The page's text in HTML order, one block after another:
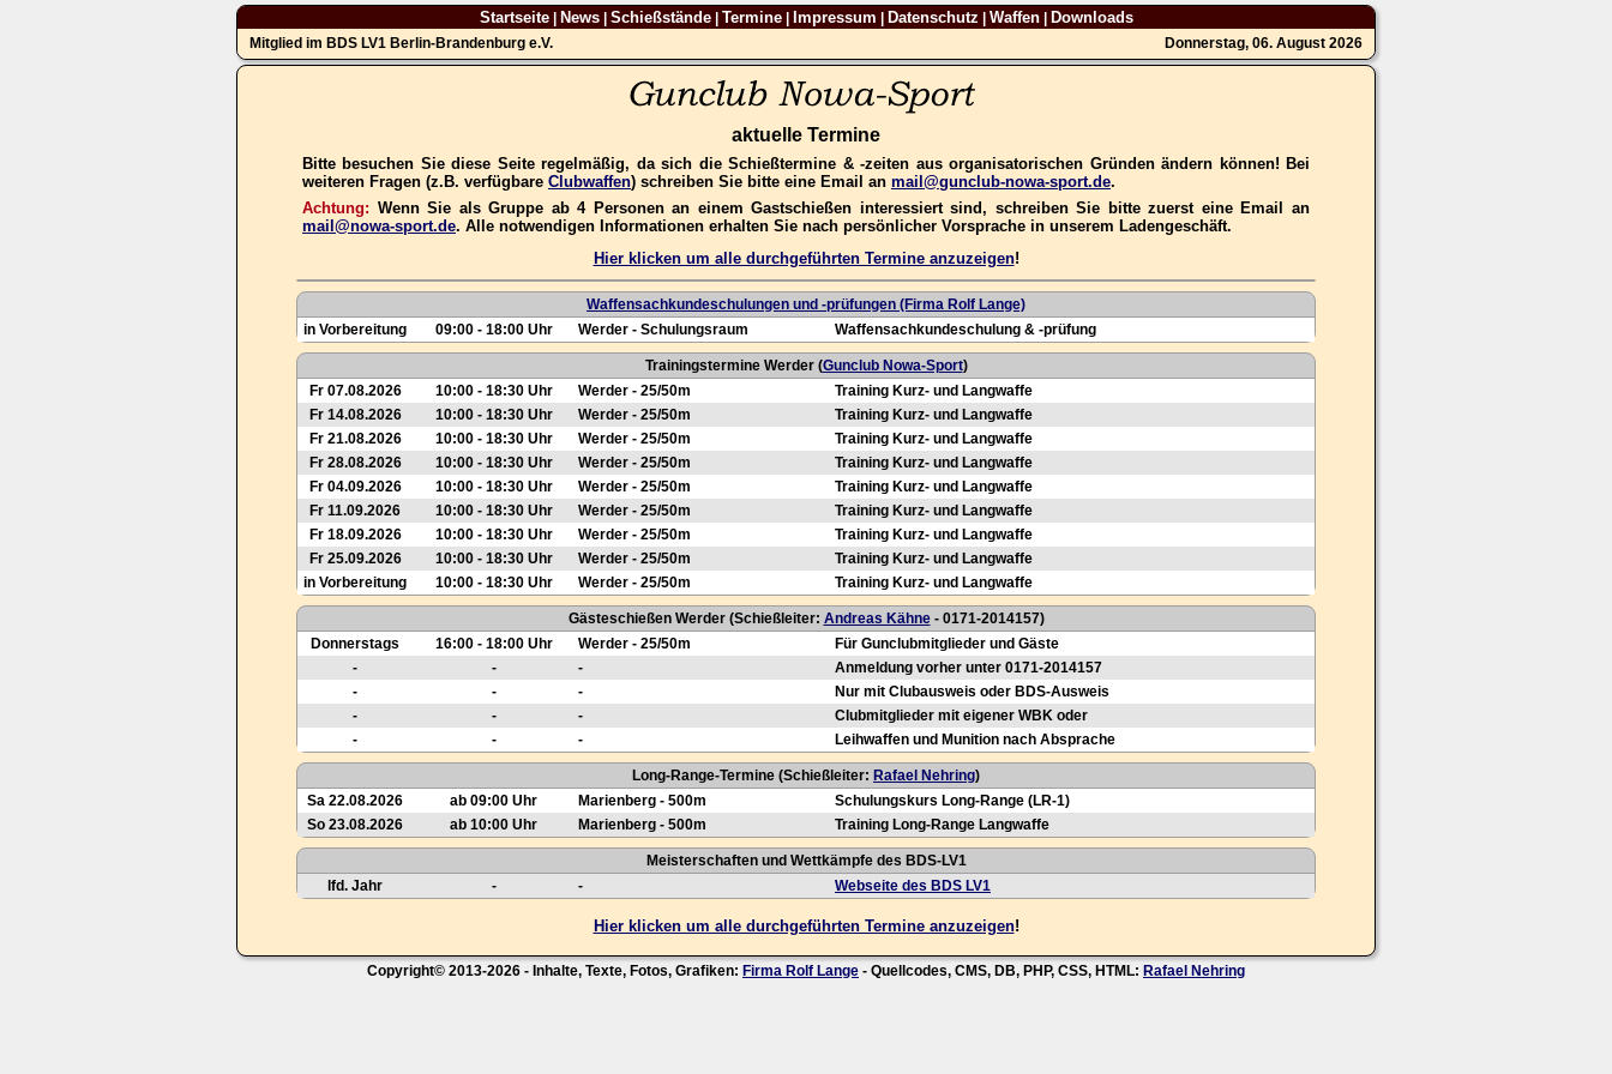
Startseite| News| Schießstände| Termine| Impressum Datenschutz Waffen| Downloads
Mitglied im BDS LV1 Berlin-Brandenburg e.V. Donnerstag, 06. August 2026
aktuelle Termine
Bitte besuchen Sie diese Seite regelmäßig, da sich die Schießtermine & -zeiten aus organisatorischen Gründen ändern können! Bei
weiteren Fragen (z.B. verfügbare Clubwaffen) schreiben Sie bitte eine Email an mail@gunclub-nowa-sport.de.
Achtung: Wenn Sie als Gruppe ab 4 Personen an einem Gastschießen interessiert sind, schreiben Sie bitte zuerst eine Email an
mail@nowa-sport.de. Alle notwendigen Informationen erhalten Sie nach persönlicher Vorsprache in unserem Ladengeschäft.
Hier klicken um alle durchgeführten Termine anzuzeigen!
Waffensachkundeschulungen und -prüfungen (Firma Rolf Lange)
in Vorbereitung
09:00 - 18:00 Uhr Werder - Schulungsraum Waffensachkundeschulung & -prüfung
Trainingstermine Werder (Gunclub Nowa-Sport)
Fr 07.08.2026
10:00 - 18:30 Uhr Werder - 25/50m
Training Kurz- und Langwaffe
Fr 14.08.2026
10:00 - 18:30 Uhr Werder - 25/50m
Training Kurz- und Langwaffe
Fr 21.08.2026
10:00 - 18:30 Uhr Werder - 25/50m
Training Kurz- und Langwaffe
Fr 28.08.2026
10:00 - 18:30 Uhr Werder - 25/50m
Training Kurz- und Langwaffe
Fr 04.09.2026
10:00 - 18:30 Uhr Werder - 25/50m
Training Kurz- und Langwaffe
Fr 11.09.2026
10:00 - 18:30 Uhr Werder - 25/50m
Training Kurz- und Langwaffe
Fr 18.09.2026
10:00 - 18:30 Uhr Werder - 25/50m
Training Kurz- und Langwaffe
Fr 25.09.2026
10:00 - 18:30 Uhr Werder - 25/50m
Training Kurz- und Langwaffe
in Vorbereitung
10:00 - 18:30 Uhr Werder - 25/50m Training Kurz- und Langwaffe
Gästeschießen Werder (Schießleiter: Andreas Kähne- 0171-2014157)
Donnerstags
16:00 - 18:00 Uhr Werder - 25/50m
Für Gunclubmitglieder und Gäste
-
- -
Anmeldung vorher unter 0171-2014157
-
- -
Nur mit Clubausweis oder BDS-Ausweis
-
- -
Clubmitglieder mit eigener WBK oder
-
- - Leihwaffen und Munition nach Absprache
Long-Range-Termine (Schießleiter: Rafael Nehring)
Sa 22.08.2026
ab 09:00 Uhr Marienberg - 500m
Schulungskurs Long-Range (LR-1)
So 23.08.2026
ab 10:00 Uhr Marienberg - 500m Training Long-Range Langwaffe
Meisterschaften und Wettkämpfe des BDS-LV1
lfd. Jahr
- - Webseite des BDS LV1
Hier klicken um alle durchgeführten Termine anzuzeigen!
Copyright© 2013-2026 - Inhalte, Texte, Fotos, Grafiken: Firma Rolf Lange - Quellcodes, CMS, DB, PHP, CSS, HTML: Rafael Nehring